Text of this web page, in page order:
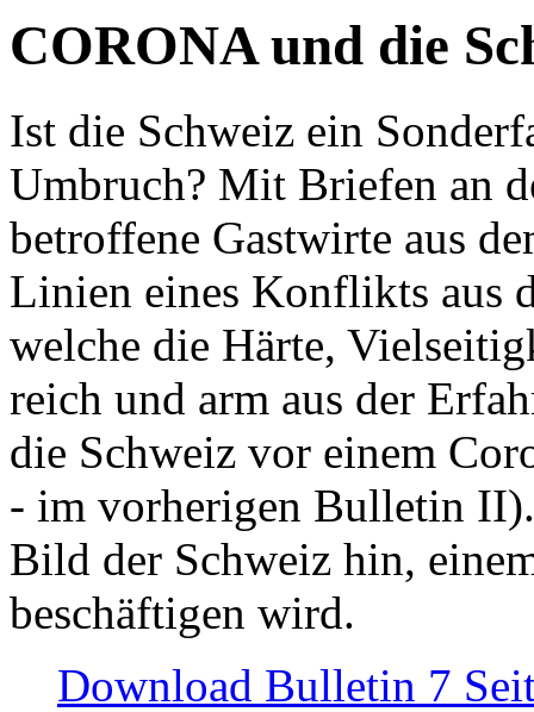
CORONA und die
Ist die Schweiz ein
Umbruch? Mit Briefen an
betroffene Gastwirte aus
Linien eines Konflikts aus
welche die Härte,
reich und arm aus der
die Schweiz vor einem
- im vorherigen Bulletin
Bild der Schweiz hin,
beschäftigen wird.
Download Bulletin 7